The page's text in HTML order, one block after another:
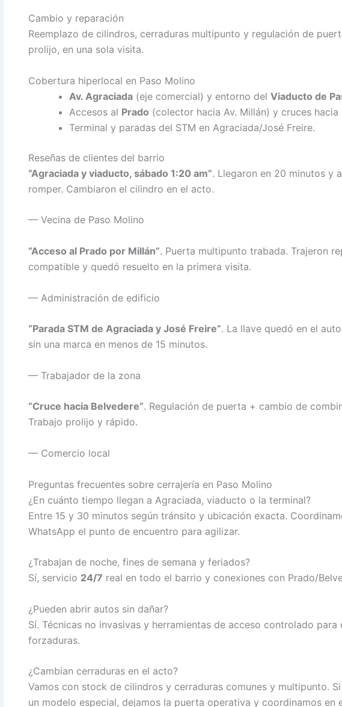
Cambio y reparación
Reemplazo de cilindros, cerraduras multipunto y regulación de
prolijo, en una sola visita.
Cobertura hiperlocal en Paso Molino
Av. Agraciada (eje comercial) y entorno del Viaducto de
Accesos al Prado (colector hacia Av. Millán) y cruces hacia
Terminal y paradas del STM en Agraciada/José Freire.
Reseñas de clientes del barrio
“Agraciada y viaducto, sábado 1:20 am”. Llegaron en 20 minutos y
romper. Cambiaron el cilindro en el acto.
— Vecina de Paso Molino
“Acceso al Prado por Millán”. Puerta multipunto trabada. Trajeron
compatible y quedó resuelto en la primera visita.
— Administración de edificio
“Parada STM de Agraciada y José Freire”. La llave quedó en el
sin una marca en menos de 15 minutos.
— Trabajador de la zona
“Cruce hacia Belvedere”. Regulación de puerta + cambio de
Trabajo prolijo y rápido.
— Comercio local
Preguntas frecuentes sobre cerrajería en Paso Molino
¿En cuánto tiempo llegan a Agraciada, viaducto o la terminal?
Entre 15 y 30 minutos según tránsito y ubicación exacta.
WhatsApp el punto de encuentro para agilizar.
¿Trabajan de noche, fines de semana y feriados?
Sí, servicio 24/7 real en todo el barrio y conexiones con Prado/
¿Pueden abrir autos sin dañar?
Sí. Técnicas no invasivas y herramientas de acceso controlado para
forzaduras.
¿Cambian cerraduras en el acto?
Vamos con stock de cilindros y cerraduras comunes y multipunto.
un modelo especial, dejamos la puerta operativa y coordinamos en